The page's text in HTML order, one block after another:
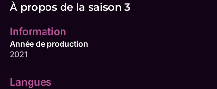
À propos de la saison 3
Information
Année de production
2021
Langues